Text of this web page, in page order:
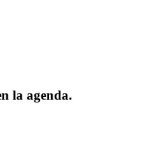
la agenda.